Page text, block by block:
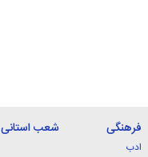
فرهنگی
ادب
شعب استانی